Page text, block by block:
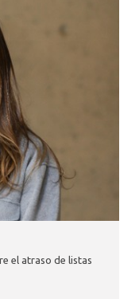
el atraso de listas